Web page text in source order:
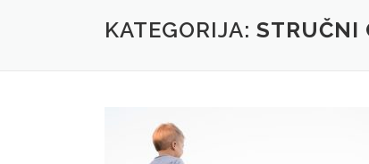
KATEGORIJA: STRUČNI